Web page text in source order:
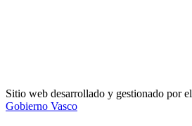
Sitio web desarrollado y gestionado por el
Gobierno Vasco